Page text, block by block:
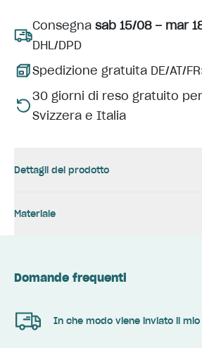
Consegna sab 15/08 – mar
DHL/DPD
Spedizione gratuita DE/AT/
30 giorni di reso gratuito
Svizzera e Italia
Dettagli del prodotto
Materiale
Domande frequenti
In che modo viene inviato il